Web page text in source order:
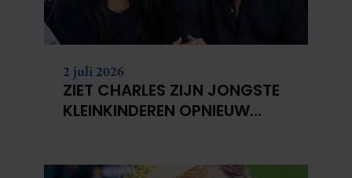
2 juli 2026
ZIET CHARLES ZIJN JONGSTE
KLEINKINDEREN OPNIEUW